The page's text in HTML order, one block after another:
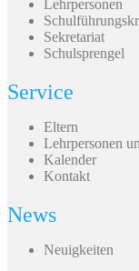
Lehrpersonen
Sekretariat
Schulsprengel
Service
Eltern
Lehrpersonen
Kalender
Kontakt
News
Neuigkeiten